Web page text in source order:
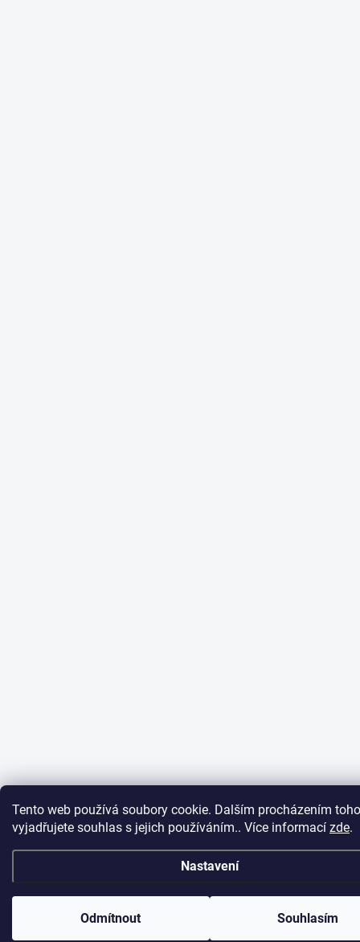
Tento web používá soubory cookie. Dalším procházením
vyjadřujete souhlas s jejich používáním.. Více informací zde.
Nastavení
Odmítnout Souhlasím